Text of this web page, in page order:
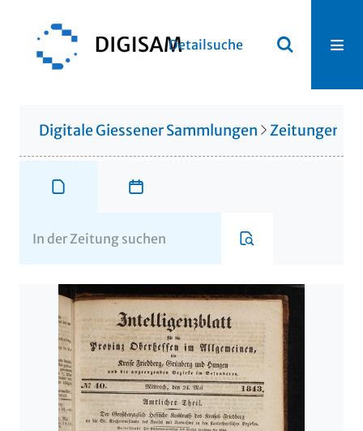
Detailsuche
Digitale Giessener Sammlungen Zeitungen